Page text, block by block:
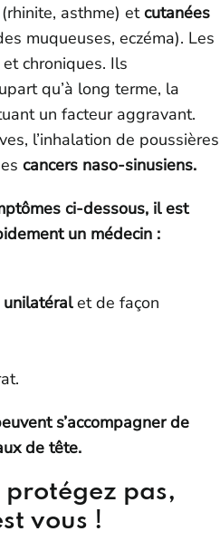
(rhinite, asthme) etcutanées
muqueuses, eczéma). Les
chroniques. Ils
qu’à long terme, la
un facteur aggravant.
l’inhalation de poussières
cancers naso-sinusiens.
ci-dessous, il est
un médecin :
unilatéralet de façon
s’accompagner de
de tête.
protégez pas,
vous !